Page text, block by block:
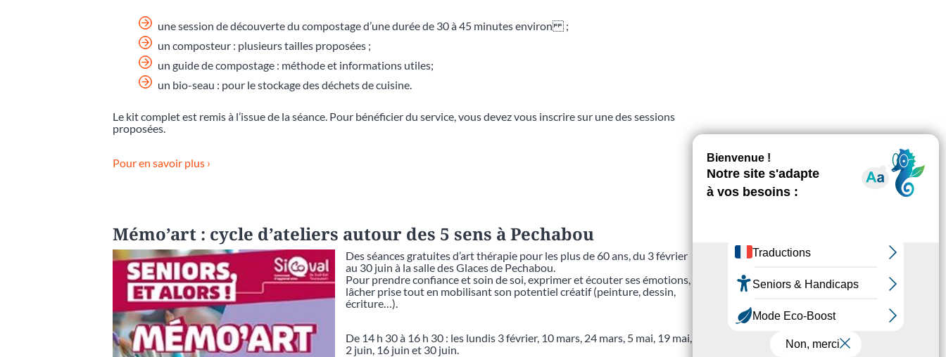
une session de découverte du compostage d’une durée de 30 à 45 minutes environ ;
un composteur : plusieurs tailles proposées ;
un guide de compostage : méthode et informations utiles;
un bio-seau : pour le stockage des déchets de cuisine.
Le kit complet est remis à l’issue de la séance. Pour bénéficier du service, vous devez vous inscrire sur une des sessions
proposées.
Pour en savoir plus ›
Mémo’art : cycle d’ateliers autour des 5 sens à Pechabou
Des séances gratuites d’art thérapie pour les plus de 60 ans, du 3 février
au 30 juin à la salle des Glaces de Pechabou.
Pour prendre confiance et soin de soi, exprimer et écouter ses émotions,
lâcher prise tout en mobilisant son potentiel créatif (peinture, dessin,
écriture…).
De 14 h 30 à 16 h 30 : les lundis 3 février, 10 mars, 24 mars, 5 mai, 19 mai,
2 juin, 16 juin et 30 juin.